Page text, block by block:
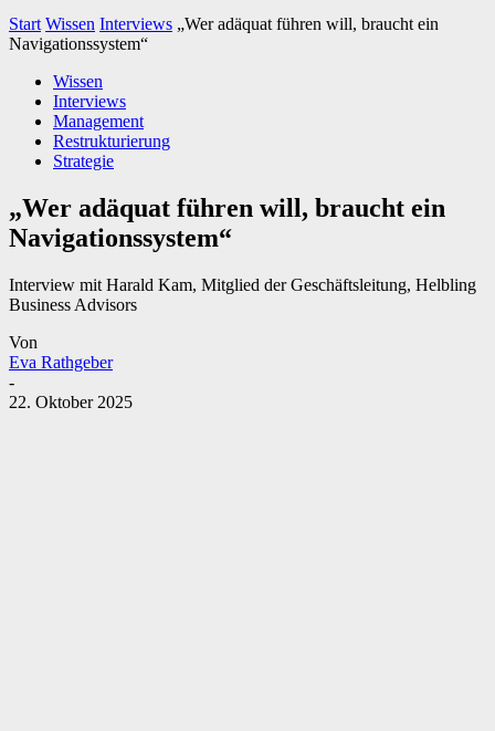
Start Wissen Interviews „Wer adäquat führen will, braucht ein
Navigationssystem“
Wissen
Interviews
Management
Restrukturierung
Strategie
„Wer adäquat führen will, braucht ein
Navigationssystem“
Interview mit Harald Kam, Mitglied der Geschäftsleitung, Helbling
Business Advisors
Von
Eva Rathgeber
-
22. Oktober 2025